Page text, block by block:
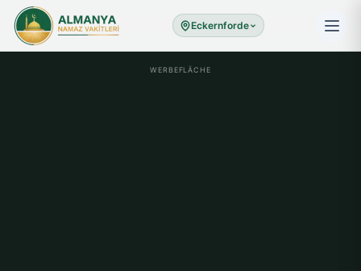
Eckernforde
WERBEFLÄCHE